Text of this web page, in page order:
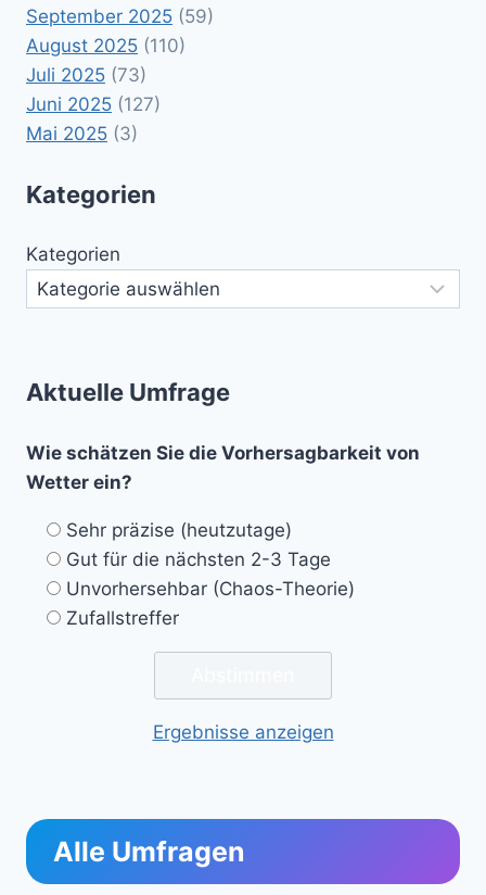
September 2025 (59)
August 2025 (110)
Juli 2025 (73)
Juni 2025 (127)
Mai 2025 (3)
Kategorien
Kategorien
Aktuelle Umfrage
Wie schätzen Sie die Vorhersagbarkeit von
Wetter ein?
Sehr präzise (heutzutage)
Gut für die nächsten 2-3 Tage
Unvorhersehbar (Chaos-Theorie)
Zufallstreffer
Ergebnisse anzeigen
Alle Umfragen